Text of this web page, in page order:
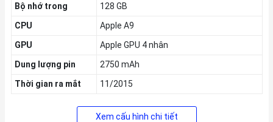
Bộ nhớ trong
128 GB
CPU
Apple A9
GPU
Apple GPU 4 nhân
Dung lượng pin
2750 mAh
Thời gian ra mắt
11/2015
Xem cấu hình chi tiết